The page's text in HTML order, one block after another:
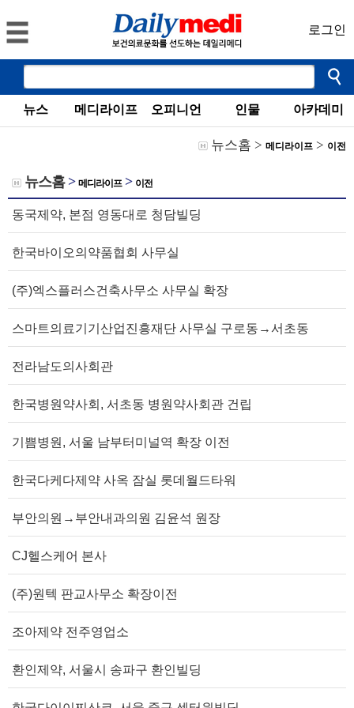
로그인
뉴스 메디라이프 오피니언 인물 아카데미
뉴스홈 > 메디라이프 > 이전
뉴스홈> 메디라이프> 이전
동국제약, 본점 영동대로 청담빌딩
한국바이오의약품협회 사무실
(주)엑스플러스건축사무소 사무실 확장
스마트의료기기산업진흥재단 사무실 구로동→서초동
전라남도의사회관
한국병원약사회, 서초동 병원약사회관 건립
기쁨병원, 서울 남부터미널역 확장 이전
한국다케다제약 사옥 잠실 롯데월드타워
부안의원→부안내과의원 김윤석 원장
CJ헬스케어 본사
(주)원텍 판교사무소 확장이전
조아제약 전주영업소
환인제약, 서울시 송파구 환인빌딩